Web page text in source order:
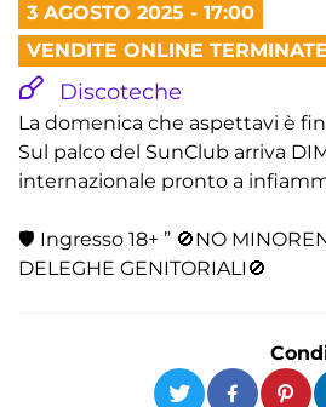
3 AGOSTO 2025 - 17:00
VENDITE ONLINE TERMINATE
Discoteche
La domenica che aspettavi è
Sul palco del SunClub arriva
internazionale pronto a
🛡️ Ingresso 18+ ” 🚫NO
DELEGHE GENITORIALI🚫